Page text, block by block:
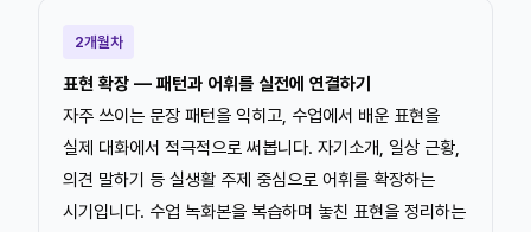
2개월차
표현 확장 — 패턴과 어휘를 실전에 연결하기
자주 쓰이는 문장 패턴을 익히고, 수업에서 배운 표현을
실제 대화에서 적극적으로 써봅니다. 자기소개, 일상 근황,
의견 말하기 등 실생활 주제 중심으로 어휘를 확장하는
시기입니다. 수업 녹화본을 복습하며 놓친 표현을 정리하는